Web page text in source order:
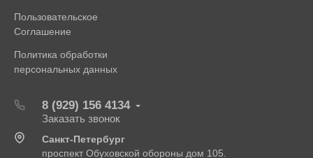
Пользовательское
Соглашение
Политика обработки
персональных данных
8 (929) 156 4134
Заказать звонок
Санкт-Петербург
проспект Обуховской обороны дом 105.